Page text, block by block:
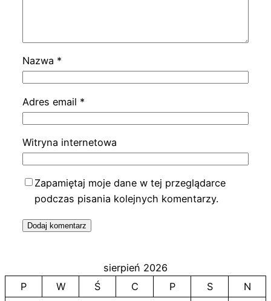
Nazwa *
Adres email *
Witryna internetowa
Zapamiętaj moje dane w tej przeglądarce
podczas pisania kolejnych komentarzy.
sierpień 2026
P
W Ś C P S N